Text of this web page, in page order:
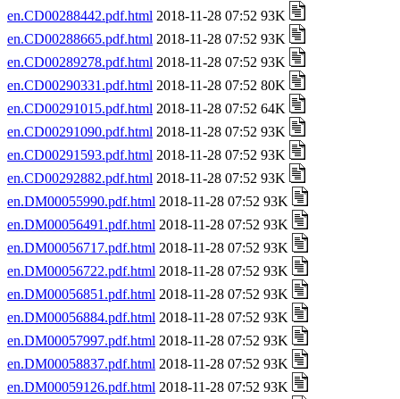
en.CD00288442.pdf.html 2018-11-28 07:52 93K
en.CD00288665.pdf.html 2018-11-28 07:52 93K
en.CD00289278.pdf.html 2018-11-28 07:52 93K
en.CD00290331.pdf.html 2018-11-28 07:52 80K
en.CD00291015.pdf.html 2018-11-28 07:52 64K
en.CD00291090.pdf.html 2018-11-28 07:52 93K
en.CD00291593.pdf.html 2018-11-28 07:52 93K
en.CD00292882.pdf.html 2018-11-28 07:52 93K
en.DM00055990.pdf.html 2018-11-28 07:52 93K
en.DM00056491.pdf.html 2018-11-28 07:52 93K
en.DM00056717.pdf.html 2018-11-28 07:52 93K
en.DM00056722.pdf.html 2018-11-28 07:52 93K
en.DM00056851.pdf.html 2018-11-28 07:52 93K
en.DM00056884.pdf.html 2018-11-28 07:52 93K
en.DM00057997.pdf.html 2018-11-28 07:52 93K
en.DM00058837.pdf.html 2018-11-28 07:52 93K
en.DM00059126.pdf.html 2018-11-28 07:52 93K